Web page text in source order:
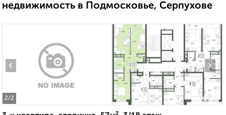
недвижимость в Подмосковье, Серпухове
2/2
‹ ›